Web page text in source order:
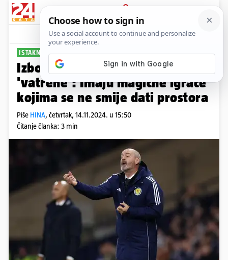
PRIJAVA
Sport Komentari
ISTAKNUO ŠTO TREBA PROMIJENITI
Izbornik Škotske nahvalio je
'vatrene': Imaju magične igrače
kojima se ne smije dati prostora
Piše HINA, četvrtak, 14.11.2024. u 15:50
Čitanje članka: 3 min